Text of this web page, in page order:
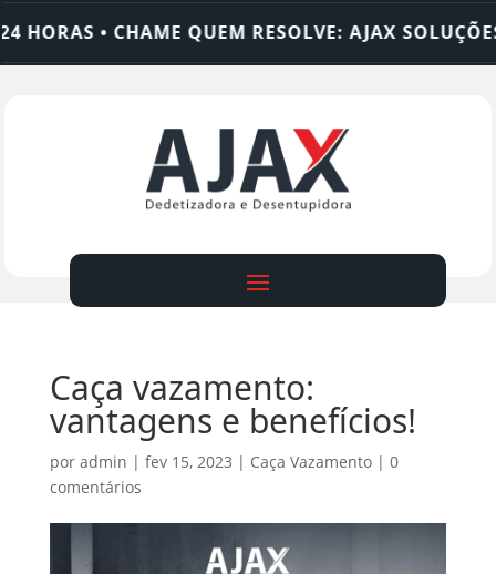
• CHAME QUEM RESOLVE: AJAX SOLUÇÕES
Caça vazamento:
vantagens e benefícios!
por admin | fev 15, 2023 | Caça Vazamento| 0
comentários